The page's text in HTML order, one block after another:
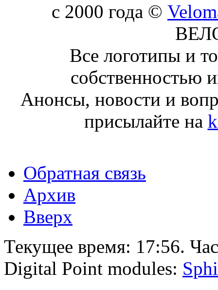
c 2000 года ©
Все логотипы и
собственностью
Анонсы, новости и
присылайте на
Обратная связь
Архив
Вверх
Текущее время: 17:56.
Digital Point modules: